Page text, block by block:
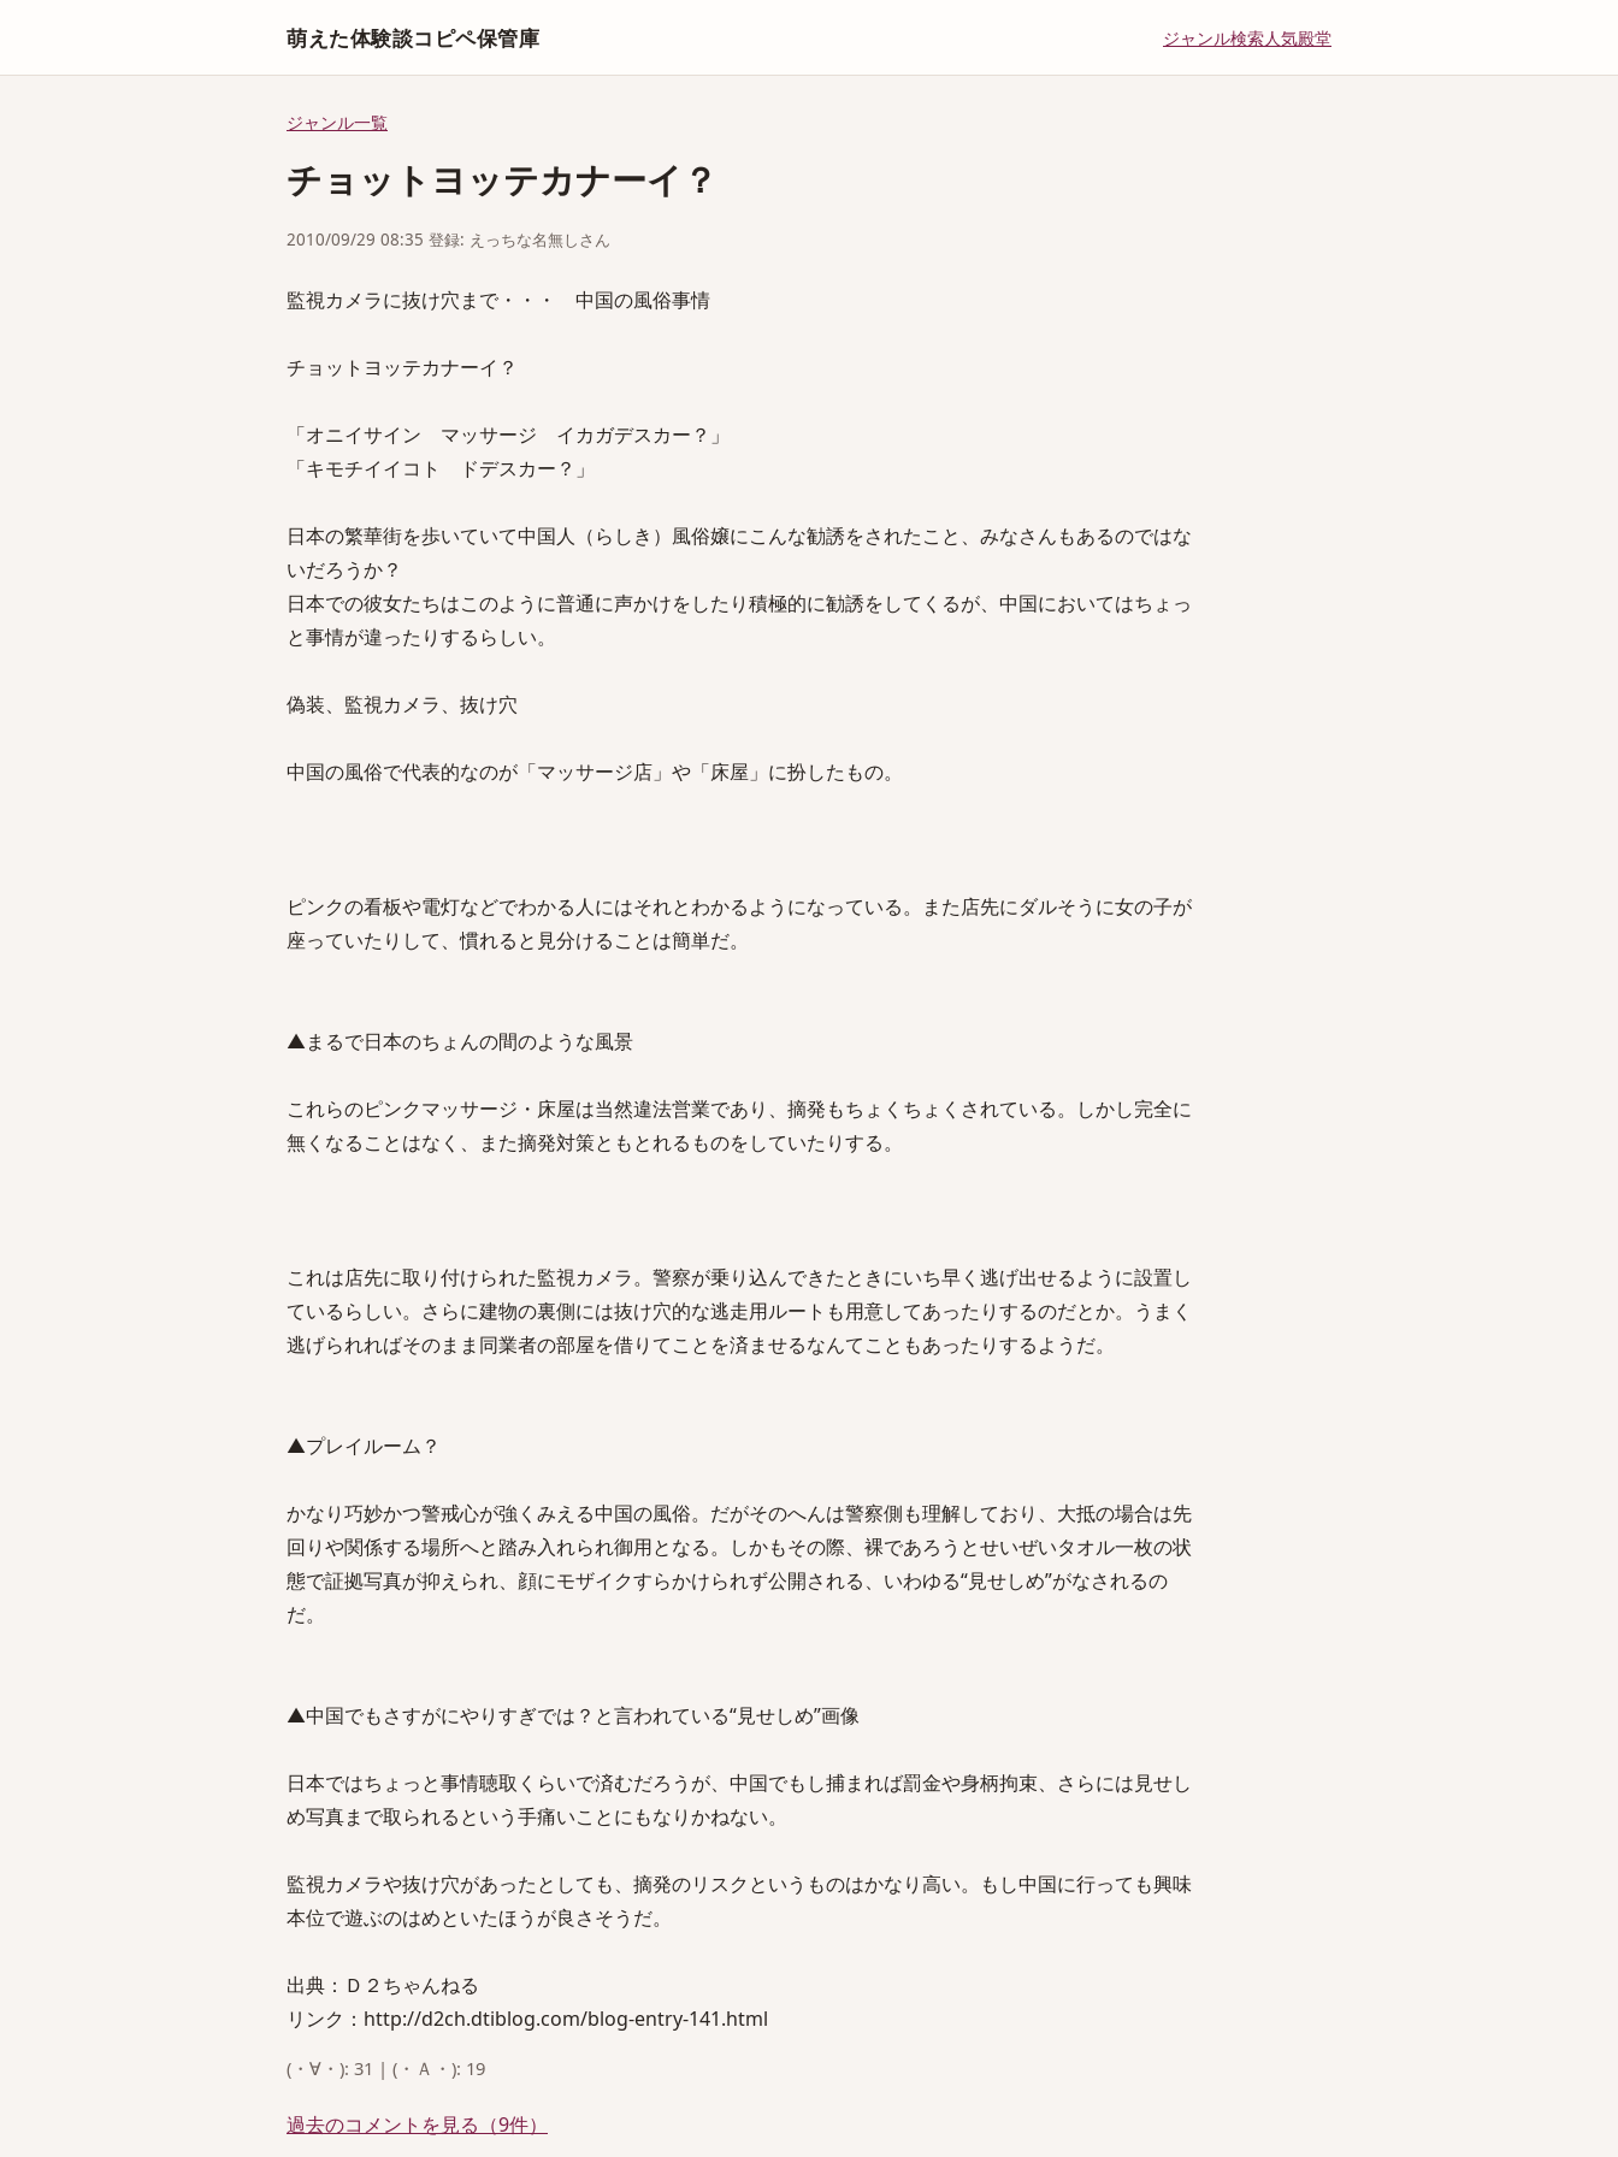
萌えた体験談コピペ保管庫 ジャンル検索人気殿堂
ジャンル一覧
チョットヨッテカナーイ？
2010/09/29 08:35 登録: えっちな名無しさん
監視カメラに抜け穴まで・・・ 中国の風俗事情
チョットヨッテカナーイ？
「オニイサイン マッサージ イカガデスカー？」
「キモチイイコト ドデスカー？」
日本の繁華街を歩いていて中国人（らしき）風俗嬢にこんな勧誘をされたこと、みなさんもあるのではな
いだろうか？
日本での彼女たちはこのように普通に声かけをしたり積極的に勧誘をしてくるが、中国においてはちょっ
と事情が違ったりするらしい。
偽装、監視カメラ、抜け穴
中国の風俗で代表的なのが「マッサージ店」や「床屋」に扮したもの。
ピンクの看板や電灯などでわかる人にはそれとわかるようになっている。また店先にダルそうに女の子が
座っていたりして、慣れると見分けることは簡単だ。
▲まるで日本のちょんの間のような風景
これらのピンクマッサージ・床屋は当然違法営業であり、摘発もちょくちょくされている。しかし完全に
無くなることはなく、また摘発対策ともとれるものをしていたりする。
これは店先に取り付けられた監視カメラ。警察が乗り込んできたときにいち早く逃げ出せるように設置し
ているらしい。さらに建物の裏側には抜け穴的な逃走用ルートも用意してあったりするのだとか。うまく
逃げられればそのまま同業者の部屋を借りてことを済ませるなんてこともあったりするようだ。
▲プレイルーム？
かなり巧妙かつ警戒心が強くみえる中国の風俗。だがそのへんは警察側も理解しており、大抵の場合は先
回りや関係する場所へと踏み入れられ御用となる。しかもその際、裸であろうとせいぜいタオル一枚の状
態で証拠写真が抑えられ、顔にモザイクすらかけられず公開される、いわゆる“見せしめ”がなされるの
だ。
▲中国でもさすがにやりすぎでは？と言われている“見せしめ”画像
日本ではちょっと事情聴取くらいで済むだろうが、中国でもし捕まれば罰金や身柄拘束、さらには見せし
め写真まで取られるという手痛いことにもなりかねない。
監視カメラや抜け穴があったとしても、摘発のリスクというものはかなり高い。もし中国に行っても興味
本位で遊ぶのはめといたほうが良さそうだ。
出典：Ｄ２ちゃんねる
リンク：http://d2ch.dtiblog.com/blog-entry-141.html
(・∀・): 31 | (・Ａ・): 19
過去のコメントを見る（9件）